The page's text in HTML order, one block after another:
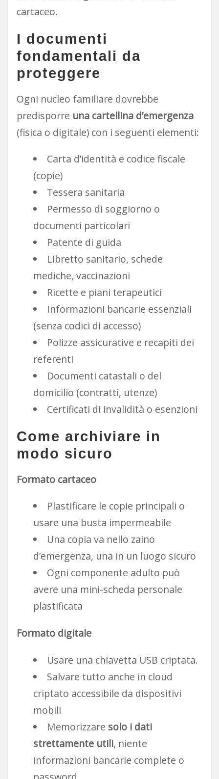
cartaceo.
I documenti
fondamentali da
proteggere
Ogni nucleo familiare dovrebbe
predisporre una cartellina d’emergenza
(fisica o digitale) con i seguenti elementi:
Carta d’identità e codice fiscale
(copie)
Tessera sanitaria
Permesso di soggiorno o
documenti particolari
Patente di guida
Libretto sanitario, schede
mediche, vaccinazioni
Ricette e piani terapeutici
Informazioni bancarie essenziali
(senza codici di accesso)
Polizze assicurative e recapiti dei
referenti
Documenti catastali o del
domicilio (contratti, utenze)
Certificati di invalidità o esenzioni
Come archiviare in
modo sicuro
Formato cartaceo
Plastificare le copie principali o
usare una busta impermeabile
Una copia va nello zaino
d’emergenza, una in un luogo sicuro
Ogni componente adulto può
avere una mini-scheda personale
plastificata
Formato digitale
Usare una chiavetta USB criptata.
Salvare tutto anche in cloud
criptato accessibile da dispositivi
mobili
Memorizzare solo i dati
strettamente utili, niente
informazioni bancarie complete o